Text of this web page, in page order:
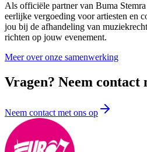
Als officiële partner van Buma
eerlijke vergoeding voor artiesten en
jou bij de afhandeling van
richten op jouw evenement.
Meer over onze samenwerking
Vragen? Neem contact
Neem contact met ons op